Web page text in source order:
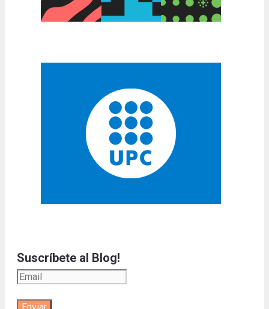
Suscríbete al Blog!